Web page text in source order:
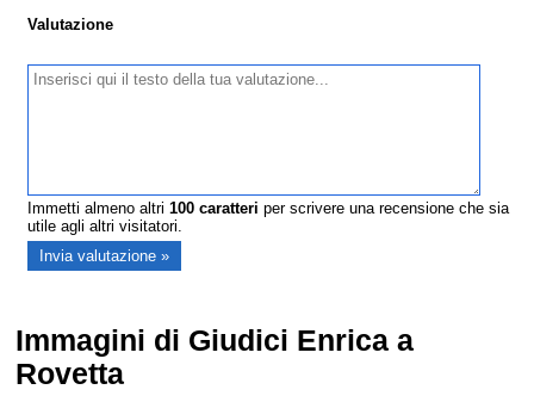
Valutazione
Immetti almeno altri100 caratteri per scrivere una recensione che sia
utile agli altri visitatori.
Immagini di Giudici Enrica a
Rovetta